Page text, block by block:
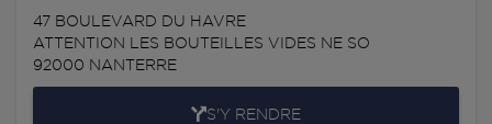
47 BOULEVARD DU HAVRE
ATTENTION LES BOUTEILLES VIDES NE SO
92000 NANTERRE
S'Y RENDRE